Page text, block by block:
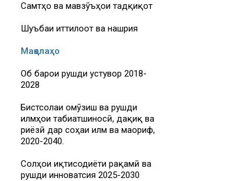
Самтҳо ва мавзӯъҳои тадқиқот
Шуъбаи иттилоот ва нашрия
Мақолаҳо
Об барои рушди устувор 2018-
2028
Бистсолаи омӯзиш ва рушди
илмҳои табиатшиносӣ, дақиқ ва
риёзӣ дар соҳаи илм ва маориф,
2020-2040.
Солҳои иқтисодиёти рақамӣ ва
рушди инноватсия 2025-2030